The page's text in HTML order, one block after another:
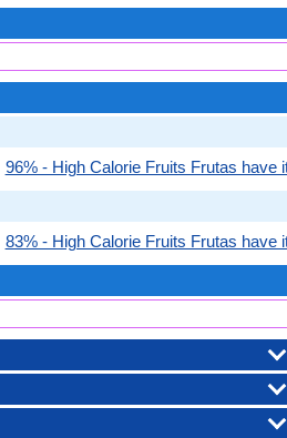
96% - High Calorie Fruits Frutas have
83% - High Calorie Fruits Frutas have